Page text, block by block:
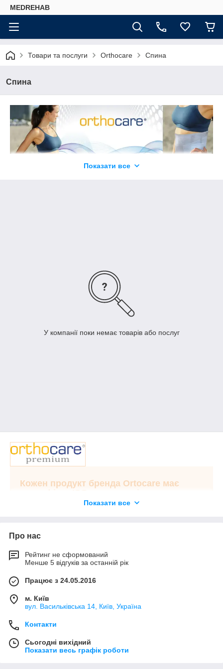
MEDREHAB
Товари та послуги Orthocare Спина
Спина
Еластичний і повітропроникний матеріал високої якості, який
незвичайних для цього класу продуктів,
ефективність дії через посилення грудного відділу
Показати все
У компанії поки немає товарів або послуг
Кожен продукт бренда Ortocare має
сертифікат ISO, а продукція, що
продається на території Європейського
Показати все
Про нас
Рейтинг не сформований
Менше 5 відгуків за останній рік
Працює з 24.05.2016
м. Київ
вул. Васильківська 14, Київ, Україна
Контакти
Сьогодні вихідний
Показати весь графік роботи